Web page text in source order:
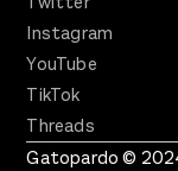
Instagram
YouTube
TikTok
Threads
Gatopardo ©